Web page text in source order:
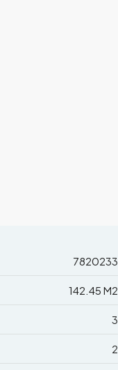
7820233
142.45 M2
3
2